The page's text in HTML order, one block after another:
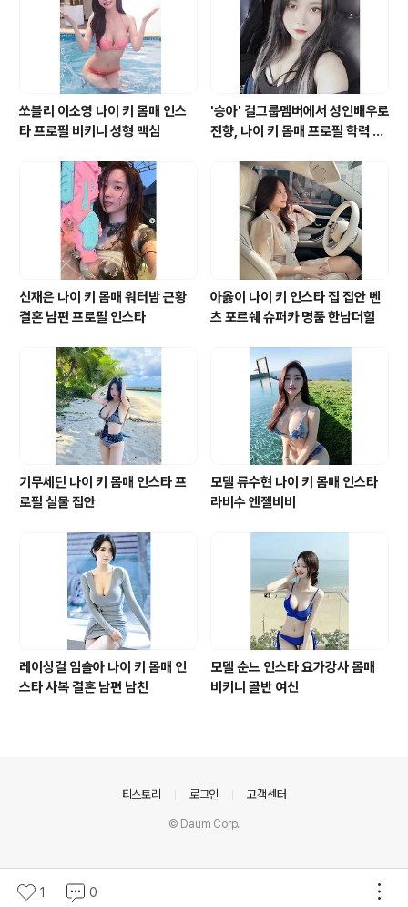
몰 예스페셜리 대표이자 모델로 활동하고 있는 전예빈은 1
995년 8..
쏘블리 이소영 나이 키 몸매 인스
타 프로필 비키니 성형 맥심
'승아' 걸그룹멤버에서 성인배우로
전향, 나이 키 몸매 프로필 학력 바
신재은 나이 키 몸매 워터밤 근황
결혼 남편 프로필 인스타
아옳이 나이 키 인스타 집 집안 벤
츠 포르쉐 슈퍼카 명품 한남더힐
기무세딘 나이 키 몸매 인스타 프
로필 실물 집안
모델 류수현 나이 키 몸매 인스타
라비수 엔젤비비
레이싱걸 임솔아 나이 키 몸매 인
스타 사복 결혼 남편 남친
모델 순느 인스타 요가강사 몸매
비키니 골반 여신
1 0
티스토리 로그인 고객센터
© Daum Corp.